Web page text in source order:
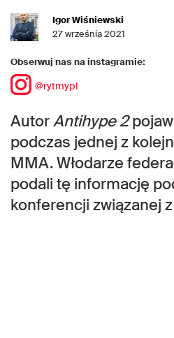
Igor Wiśniewski
27 września 2021
Obserwuj nas na instagramie:
@rytmypl
AutorAntihype 2
podczas jednej z
MMA. Włodarze
podali tę informację
konferencji związanej z